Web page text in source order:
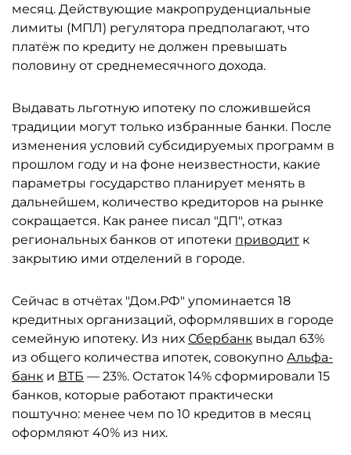
месяц. Действующие макропруденциальные
лимиты (МПЛ) регулятора предполагают, что
платёж по кредиту не должен превышать
половину от среднемесячного дохода.
Выдавать льготную ипотеку по сложившейся
традиции могут только избранные банки. После
изменения условий субсидируемых программ в
прошлом году и на фоне неизвестности, какие
параметры государство планирует менять в
дальнейшем, количество кредиторов на рынке
сокращается. Как ранее писал "ДП", отказ
региональных банков от ипотеки приводит к
закрытию ими отделений в городе.
Сейчас в отчётах "Дом.РФ" упоминается 18
кредитных организаций, оформлявших в городе
семейную ипотеку. Из них Сбербанк выдал 63%
из общего количества ипотек, совокупно Альфа-
банк и ВТБ — 23%. Остаток 14% сформировали 15
банков, которые работают практически
поштучно: менее чем по 10 кредитов в месяц
оформляют 40% из них.